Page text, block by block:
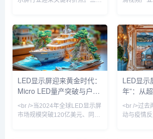
示产品，像素间距首次突破P0.3
以下，亮度达到10,000尼特以
上，相较传统OLED在户外强光
下的可视性提升近4倍。与此同
时，国内厂商利亚德与洲明科技
宣布其Micro LED巨量转移良率
已超过99.99%，使得单位成本
较两年前下降约60%。行业分析
新数据显
示屏市场
同比增长
杭州亚运
3D大屏到
显示屏正
级为“沉浸
意的是，
标正式实
LED显示屏迎来黄金时代：
Micro LED量产突破与户外
广告革命
<br />当2024年全球LED显示屏
市场规模突破120亿美元、同比
LED显示
年”：从
技术革
<br />过去
动与疫情